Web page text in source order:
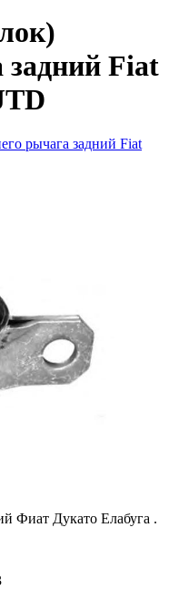
задний Fiat
Фиат Дукато Елабуга .